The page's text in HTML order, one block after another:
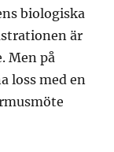
biologiska
är
Men på
loss med en